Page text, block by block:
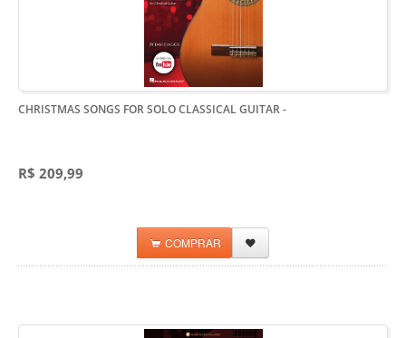
CHRISTMAS SONGS FOR SOLO CLASSICAL GUITAR-
R$ 209,99
COMPRAR